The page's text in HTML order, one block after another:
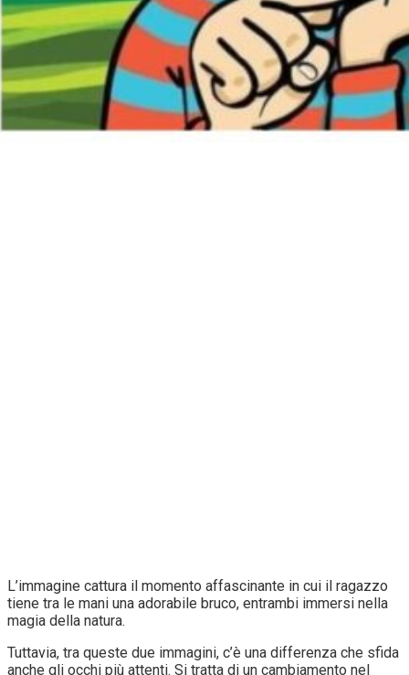
L’immagine cattura il momento affascinante in cui il ragazzo
tiene tra le mani una adorabile bruco, entrambi immersi nella
magia della natura.
Tuttavia, tra queste due immagini, c’è una differenza che sfida
anche gli occhi più attenti. Si tratta di un cambiamento nel